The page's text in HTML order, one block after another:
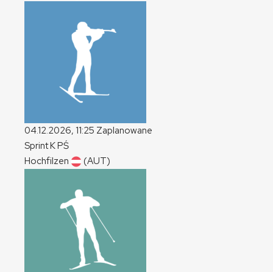
04.12.2026, 11:25 Zaplanowane
SprintKPŚ
Hochfilzen
(AUT)